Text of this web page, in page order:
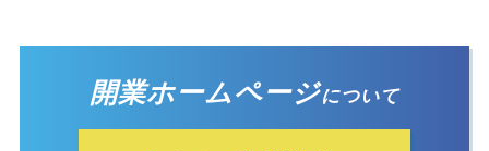
開業ホームページについて